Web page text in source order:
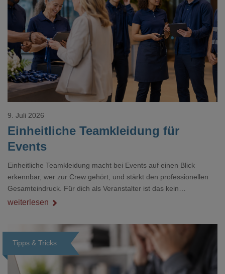
Loading...
Einheitliche Teamkleidung für
Events
9. Juli 2026
Einheitliche Teamkleidung macht bei Events auf einen Blick
erkennbar, wer zur Crew gehört, und stärkt den professionellen
Gesamteindruck. Für dich als Veranstalter ist das kein
Nebenthema: Bei Textilien mit Stickerei oder mehreren
weiterlesen
Tipps & Tricks